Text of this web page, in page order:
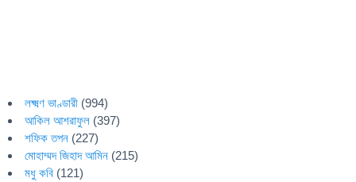
লক্ষ্মণ ভাণ্ডারী (994)
আকিল আশরাফুল (397)
শফিক তপন (227)
মোহাম্মদ জিহাদ আমিন (215)
মধু কবি (121)